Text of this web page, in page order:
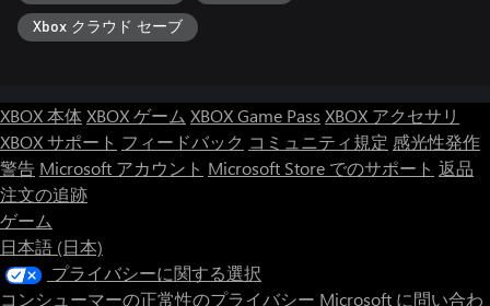
Xbox クラウド セーブ
XBOX 本体XBOX ゲーム XBOX Game Pass XBOX アクセサリ
XBOX サポート フィードバック コミュニティ規定 感光性発作
警告 Microsoft アカウント Microsoft Store でのサポート 返品
注文の追跡
ゲーム
日本語 (日本)
プライバシーに関する選択
コンシューマーの正常性のプライバシー Microsoft に問い合わ